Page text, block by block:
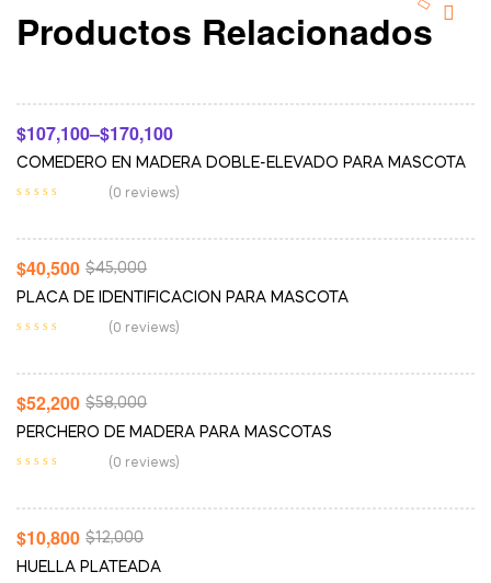
Productos Relacionados
-10%
Seleccionar Opciones
$107,100–$170,100
COMEDERO EN MADERA DOBLE-ELEVADO PARA MASCOTA
(0 reviews)
-10% $45,000
$40,500
PLACA DE IDENTIFICACION PARA MASCOTA
(0 reviews)
-10% $58,000
$52,200
PERCHERO DE MADERA PARA MASCOTAS
(0 reviews)
-10% $12,000
$10,800
HUELLA PLATEADA